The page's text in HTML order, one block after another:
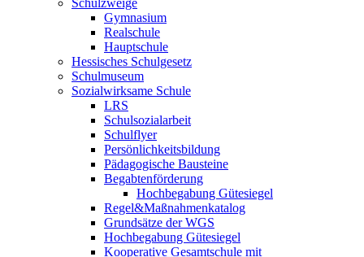
Schulzweige
Gymnasium
Realschule
Hauptschule
Hessisches Schulgesetz
Schulmuseum
Sozialwirksame Schule
LRS
Schulsozialarbeit
Schulflyer
Persönlichkeitsbildung
Pädagogische Bausteine
Begabtenförderung
Hochbegabung Gütesiegel
Regel&Maßnahmenkatalog
Grundsätze der WGS
Hochbegabung Gütesiegel
Kooperative Gesamtschule mit